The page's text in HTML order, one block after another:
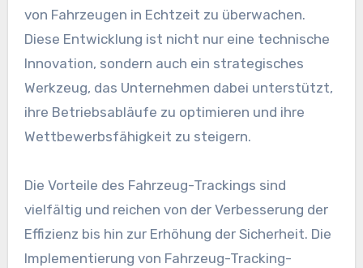
von Fahrzeugen in Echtzeit zu überwachen.
Diese Entwicklung ist nicht nur eine technische
Innovation, sondern auch ein strategisches
Werkzeug, das Unternehmen dabei unterstützt,
ihre Betriebsabläufe zu optimieren und ihre
Wettbewerbsfähigkeit zu steigern.
Die Vorteile des Fahrzeug-Trackings sind
vielfältig und reichen von der Verbesserung der
Effizienz bis hin zur Erhöhung der Sicherheit. Die
Implementierung von Fahrzeug-Tracking-